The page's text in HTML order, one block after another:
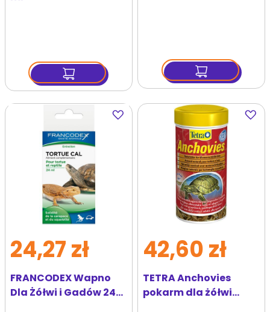
Dodaj
do
FRANCODEX Wapno
Dla Żółwi i Gadów 24
24,27 zł
Dodaj
do
TETRA Anchovies
pokarm dla żółwi
42,60 zł